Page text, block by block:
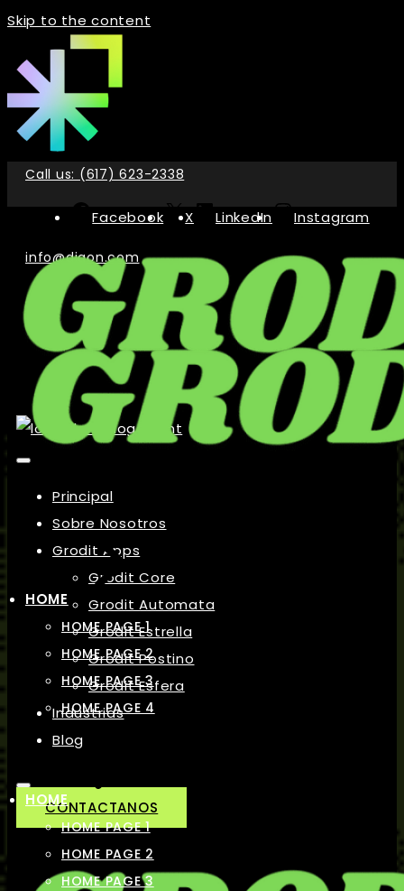
Skip to the content
Call us: (617) 623-2338
Facebook X LinkedIn Instagram
info@digon.com
Principal
Sobre Nosotros
Grodit Apps
Grodit Core
Grodit Automata
Grodit Estrella
Grodit Postino
Grodit Esfera
Industrias
Blog
CONTACTANOS
HOME
HOME PAGE 1
HOME PAGE 2
HOME PAGE 3
HOME PAGE 4
HOME
HOME PAGE 1
HOME PAGE 2
HOME PAGE 3